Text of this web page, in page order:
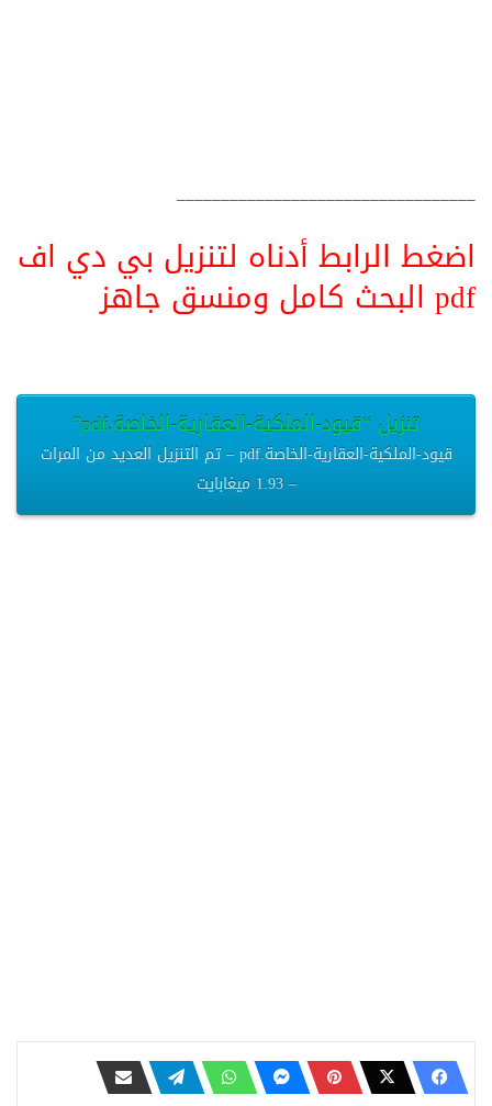
__________________________________
اضغط الرابط أدناه لتنزيل بي دي اف
pdf البحث كامل ومنسق جاهز
تنزيل “قيود-الملكية-العقارية-الخاصة.pdf”
قيود-الملكية-العقارية-الخاصة.pdf – تم التنزيل العديد من المرات
– 1.93 ميغابايت